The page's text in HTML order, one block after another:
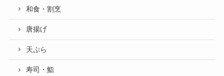
和食・割烹
唐揚げ
天ぷら
寿司・鮨